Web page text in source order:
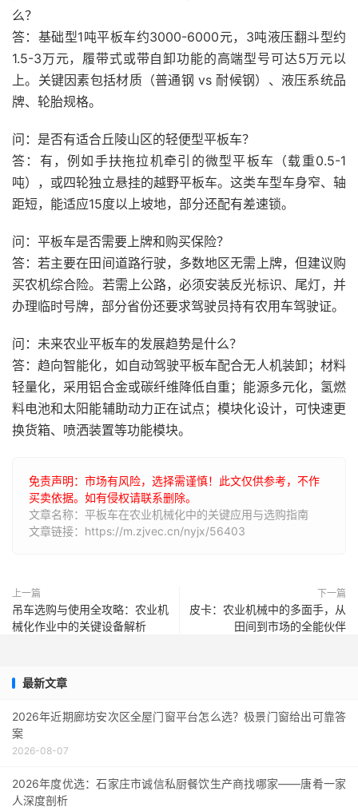
么？
答：基础型1吨平板车约3000-6000元，3吨液压翻斗型约
1.5-3万元，履带式或带自卸功能的高端型号可达5万元以
上。关键因素包括材质（普通钢 vs 耐候钢）、液压系统品
牌、轮胎规格。
问：是否有适合丘陵山区的轻便型平板车？
答：有，例如手扶拖拉机牵引的微型平板车（载重0.5-1
吨），或四轮独立悬挂的越野平板车。这类车型车身窄、轴
距短，能适应15度以上坡地，部分还配有差速锁。
问：平板车是否需要上牌和购买保险？
答：若主要在田间道路行驶，多数地区无需上牌，但建议购
买农机综合险。若需上公路，必须安装反光标识、尾灯，并
办理临时号牌，部分省份还要求驾驶员持有农用车驾驶证。
问：未来农业平板车的发展趋势是什么？
答：趋向智能化，如自动驾驶平板车配合无人机装卸；材料
轻量化，采用铝合金或碳纤维降低自重；能源多元化，氢燃
料电池和太阳能辅助动力正在试点；模块化设计，可快速更
换货箱、喷洒装置等功能模块。
免责声明：市场有风险，选择需谨慎！此文仅供参考，不作
买卖依据。如有侵权请联系删除。
文章名称：平板车在农业机械化中的关键应用与选购指南
文章链接：https://m.zjvec.cn/nyjx/56403
上一篇
吊车选购与使用全攻略：农业机
械化作业中的关键设备解析
下一篇
皮卡：农业机械中的多面手，从
田间到市场的全能伙伴
最新文章
2026年近期廊坊安次区全屋门窗平台怎么选？极景门窗给出可靠答
案
2026-08-07
2026年度优选：石家庄市诚信私厨餐饮生产商找哪家——唐肴一家
人深度剖析